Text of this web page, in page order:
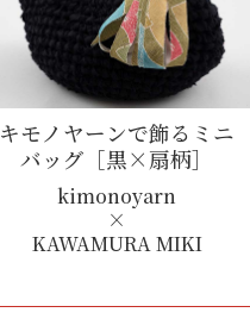
キモノヤーンで飾るミニ
バッグ ［黒×扇柄］
kimonoyarn
×
KAWAMURA MIKI